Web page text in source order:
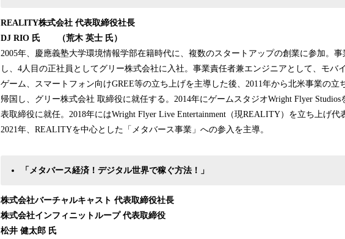
REALITY株式会社 代表取締役社長
DJ RIO 氏 （荒木 英士 氏）
2005年、慶應義塾大学環境情報学部在籍時代に、複数のスタートアップの創業に参加。
し、4人目の正社員としてグリー株式会社に入社。事業責任者兼エンジニアとして、モバ
ゲーム、スマートフォン向けGREE等の立ち上げを主導した後、2011年から北米事業の立
帰国し、グリー株式会社 取締役に就任する。2014年にゲームスタジオWright Flyer Studios
表取締役に就任。2018年にはWright Flyer Live Entertainment（現REALITY）を立ち上げ代
2021年、REALITYを中心とした「メタバース事業」への参入を主導。
「メタバース経済！デジタル世界で稼ぐ方法！」
株式会社バーチャルキャスト 代表取締役社長
株式会社インフィニットループ 代表取締役
松井 健太郎 氏